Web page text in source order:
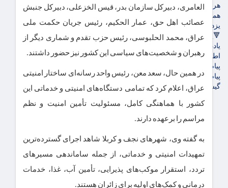
هرمزگان
همدان
یزد
🔻پویاروز
یادداشت پویاروز
اطلاعیه
پیام تبریک پویاروز
پیام تسلیت پویاروز
گیشه روزنامه ها
العامری، دبیرکل سازمان بدر، قیس الخزعلی، دبیرکل جنبش
عصائب اهل حق، عمار الحکیم، رئیس جریان حکمت ملی
عراق، محمد الحلبوسی، رئیس حزب تقدم و شماری دیگر از
رهبران و شخصیت‌های سیاسی این کشور نیز حضور داشتند.
در همین حال، سعد معن، رئیس واحد رسانه‌ای ساختار امنیتی
عراق، اعلام کرد که تمامی دستگاه‌های امنیتی و خدماتی این
کشور با هماهنگی کامل، مسئولیت تأمین امنیت و نظم
مراسم را برعهده دارند.
به گفته وی، شهرهای نجف و کربلا شاهد اجرای گسترده‌ترین
تمهیدات امنیتی و خدماتی، از جمله ساماندهی مسیرهای
تردد، استقرار موکب‌های پذیرایی، تأمین آب، غذا، خدمات
درمانی و کمک‌های اولیه برای زائران هستند.